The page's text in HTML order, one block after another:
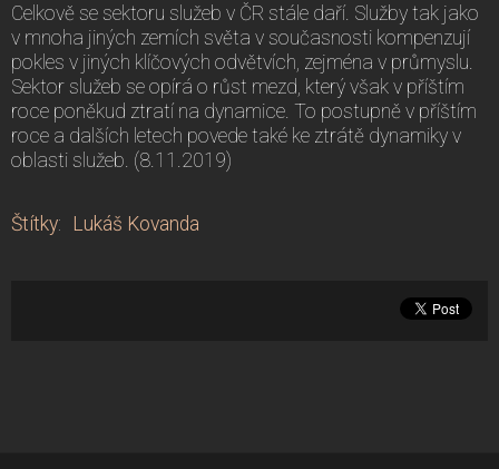
Celkově se sektoru služeb v ČR stále daří. Služby tak jako
v mnoha jiných zemích světa v současnosti kompenzují
pokles v jiných klíčových odvětvích, zejména v průmyslu.
Sektor služeb se opírá o růst mezd, který však v příštím
roce poněkud ztratí na dynamice. To postupně v příštím
roce a dalších letech povede také ke ztrátě dynamiky v
oblasti služeb. (8.11.2019)
Štítky: Lukáš Kovanda